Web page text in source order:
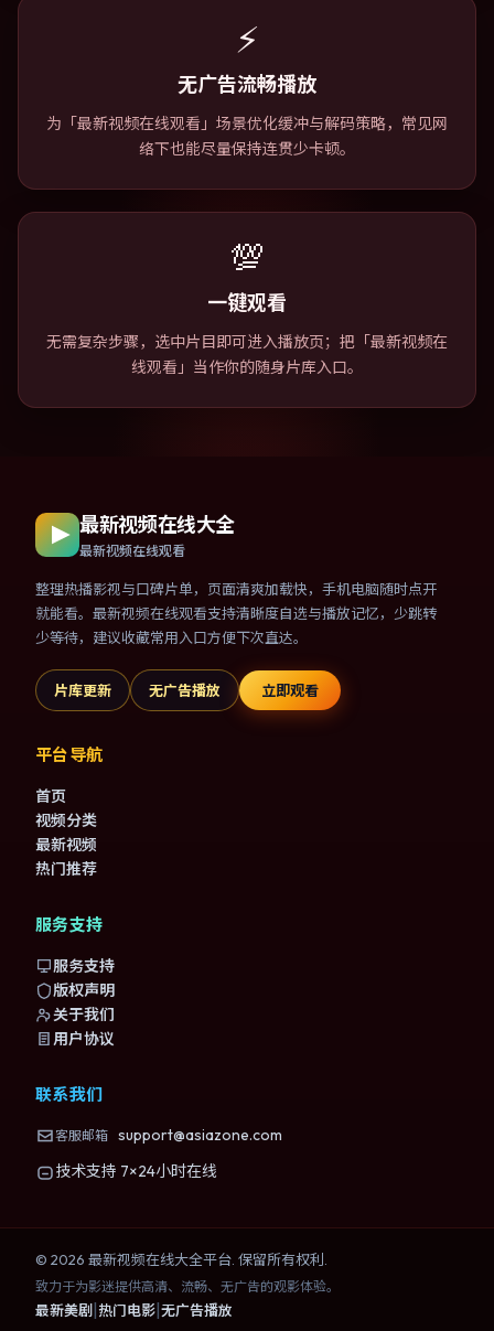
⚡
无广告流畅播放
为「最新视频在线观看」场景优化缓冲与解码策略，常见网
络下也能尽量保持连贯少卡顿。
💯
一键观看
无需复杂步骤，选中片目即可进入播放页；把「最新视频在
线观看」当作你的随身片库入口。
最新视频在线大全
最新视频在线观看
整理热播影视与口碑片单，页面清爽加载快，手机电脑随时点开
就能看。最新视频在线观看支持清晰度自选与播放记忆，少跳转
少等待，建议收藏常用入口方便下次直达。
片库更新 无广告播放 立即观看
平台导航
首页
视频分类
最新视频
热门推荐
服务支持
服务支持
版权声明
关于我们
用户协议
联系我们
客服邮箱 support@asiazone.com
技术支持 7×24小时在线
© 2026 最新视频在线大全平台. 保留所有权利.
致力于为影迷提供高清、流畅、无广告的观影体验。
最新美剧 |热门电影|无广告播放